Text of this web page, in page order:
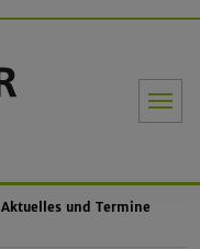
Aktuelles und Termine